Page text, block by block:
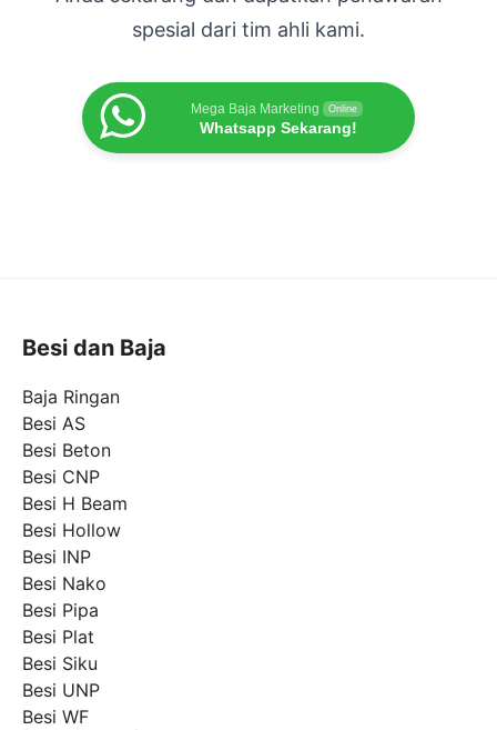
spesial dari tim ahli kami.
Mega Baja Marketing Online
Whatsapp Sekarang!
Besi dan Baja
Baja Ringan
Besi AS
Besi Beton
Besi CNP
Besi H Beam
Besi Hollow
Besi INP
Besi Nako
Besi Pipa
Besi Plat
Besi Siku
Besi UNP
Besi WF